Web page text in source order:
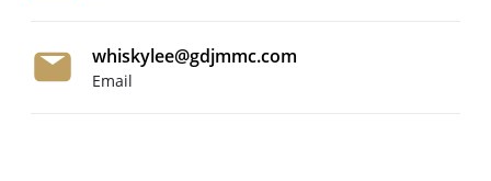
whiskylee@gdjmmc.com
Email